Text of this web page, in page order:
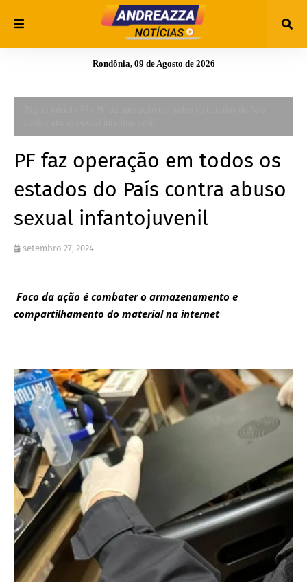
Rondônia, 09 de Agosto de 2026
PF faz operação em todos os
estados do País contra abuso
sexual infantojuvenil
setembro 27, 2024
Foco da ação é combater o armazenamento e
compartilhamento do material na internet